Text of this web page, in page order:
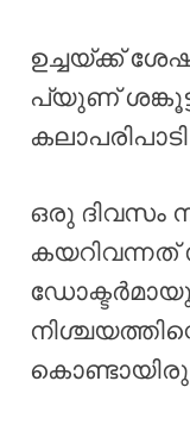
ഉച്ചയ്ക്ക്
പ്യുണ്
ഒരു ദിവസം
കയറിവന്നത്